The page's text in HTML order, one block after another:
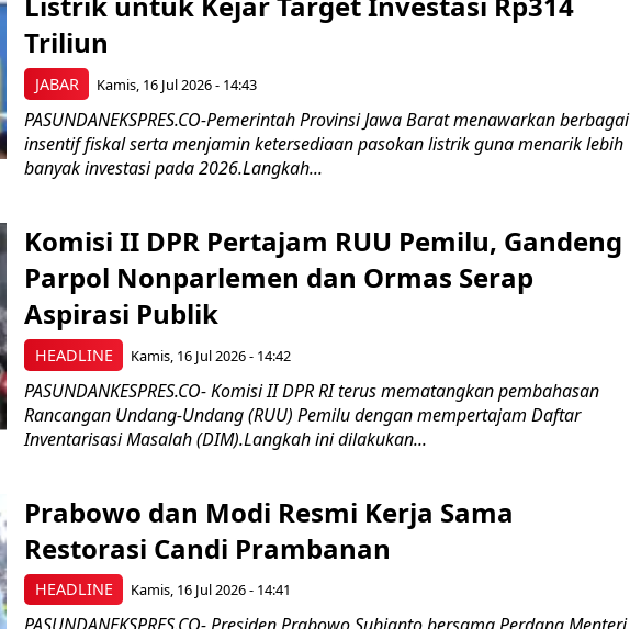
JABAR
Triliun
Kamis, 16 Jul 2026 - 14:43
PASUNDANEKSPRES.CO-Pemerintah Provinsi Jawa Barat menawarkan berbagai
insentif fiskal serta menjamin ketersediaan pasokan listrik guna menarik lebih
banyak investasi pada 2026.Langkah...
HEADLINE
Komisi II DPR Pertajam RUU Pemilu, Gandeng
Parpol Nonparlemen dan Ormas Serap
Aspirasi Publik
Kamis, 16 Jul 2026 - 14:42
PASUNDANKESPRES.CO- Komisi II DPR RI terus mematangkan pembahasan
Rancangan Undang-Undang (RUU) Pemilu dengan mempertajam Daftar
Inventarisasi Masalah (DIM).Langkah ini dilakukan...
HEADLINE
Prabowo dan Modi Resmi Kerja Sama
Restorasi Candi Prambanan
Kamis, 16 Jul 2026 - 14:41